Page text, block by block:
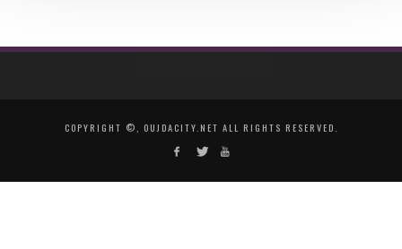
COPYRIGHT ©, OUJDACITY.NET ALL RIGHTS RESERVED.